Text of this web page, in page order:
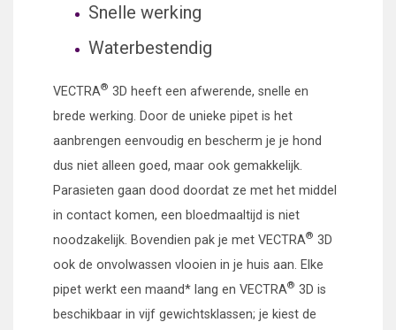
Snelle werking
Waterbestendig
VECTRA® 3D heeft een afwerende, snelle en
brede werking. Door de unieke pipet is het
aanbrengen eenvoudig en bescherm je je hond
dus niet alleen goed, maar ook gemakkelijk.
Parasieten gaan dood doordat ze met het middel
in contact komen, een bloedmaaltijd is niet
noodzakelijk. Bovendien pak je met VECTRA® 3D
ook de onvolwassen vlooien in je huis aan. Elke
pipet werkt een maand* lang en VECTRA® 3D is
beschikbaar in vijf gewichtsklassen; je kiest de